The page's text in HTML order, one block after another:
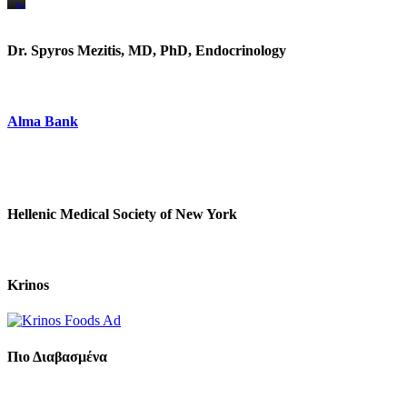
https://www.unitedbrothersfruitmarkets.com/
https://www.unitedbrothersfruitmarkets.com/
Dr. Spyros Mezitis, MD, PhD, Endocrinology
Alma Bank
Hellenic Medical Society of New York
Krinos
Πιο Διαβασμένα